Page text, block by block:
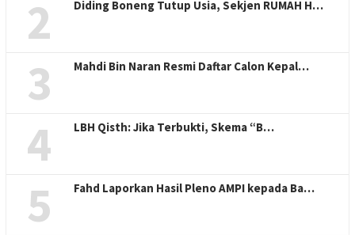
2 Diding Boneng Tutup Usia, Sekjen RUMAH H…
3 Mahdi Bin Naran Resmi Daftar Calon Kepal…
4 LBH Qisth: Jika Terbukti, Skema “B…
5 Fahd Laporkan Hasil Pleno AMPI kepada Ba…